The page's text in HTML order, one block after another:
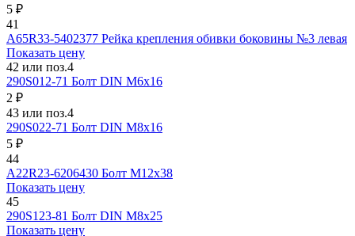
5 ₽
41
А65R33-5402377 Рейка крепления обивки боковины №3 левая
Показать цену
42 или поз.4
290S012-71 Болт DIN М6х16
2 ₽
43 или поз.4
290S022-71 Болт DIN М8х16
5 ₽
44
A22R23-6206430 Болт М12х38
Показать цену
45
290S123-81 Болт DIN М8х25
Показать цену